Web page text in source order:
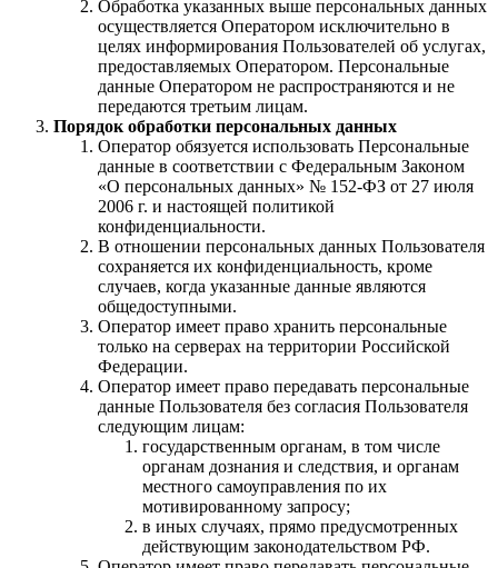
Обработка указанных выше персональных данных
осуществляется Оператором исключительно в
целях информирования Пользователей об услугах,
предоставляемых Оператором. Персональные
данные Оператором не распространяются и не
передаются третьим лицам.
Порядок обработки персональных данных
Оператор обязуется использовать Персональные
данные в соответствии с Федеральным Законом
«О персональных данных» № 152-ФЗ от 27 июля
2006 г. и настоящей политикой
конфиденциальности.
В отношении персональных данных Пользователя
сохраняется их конфиденциальность, кроме
случаев, когда указанные данные являются
общедоступными.
Оператор имеет право хранить персональные
только на серверах на территории Российской
Федерации.
Оператор имеет право передавать персональные
данные Пользователя без согласия Пользователя
следующим лицам:
государственным органам, в том числе
органам дознания и следствия, и органам
местного самоуправления по их
мотивированному запросу;
в иных случаях, прямо предусмотренных
действующим законодательством РФ.